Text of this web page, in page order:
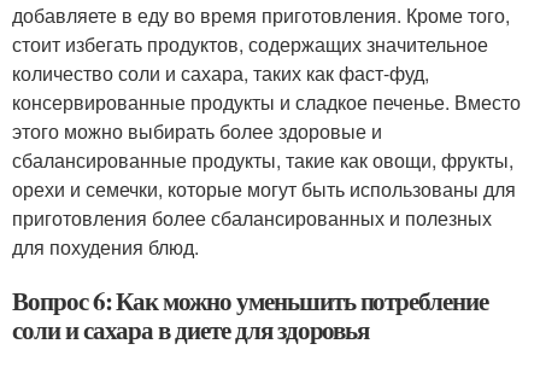
добавляете в еду во время приготовления. Кроме того,
стоит избегать продуктов, содержащих значительное
количество соли и сахара, таких как фаст-фуд,
консервированные продукты и сладкое печенье. Вместо
этого можно выбирать более здоровые и
сбалансированные продукты, такие как овощи, фрукты,
орехи и семечки, которые могут быть использованы для
приготовления более сбалансированных и полезных
для похудения блюд.
Вопрос 6: Как можно уменьшить потребление
соли и сахара в диете для здоровья